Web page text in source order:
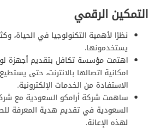
التمكين الرقمي
نظرًا لأهمية التكنولوجيا في الحياة،
يستخدمونها.
اهتمت مؤسسة تكافل بتقديم أجهزة
امكانية اتصالها بالانترنت، حتى
الاستفادة من الخدمات الإلكترونية.
ساهمت شركة أرامكو السعودية مع
السعودية في تقديم هدية المعرفة
لهذه الإعانة.